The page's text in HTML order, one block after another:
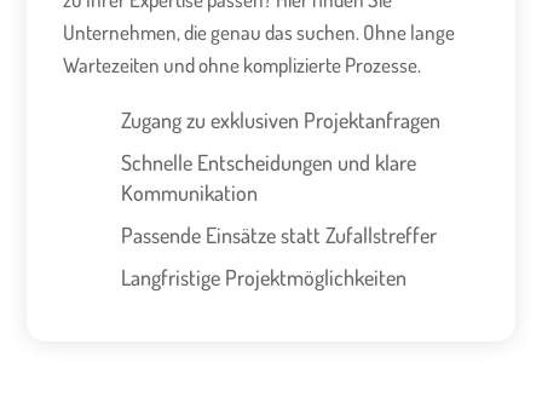
Unternehmen, die genau das suchen. Ohne lange
Wartezeiten und ohne komplizierte Prozesse.
Zugang zu exklusiven Projektanfragen
Schnelle Entscheidungen und klare
Kommunikation
Passende Einsätze statt Zufallstreffer
Langfristige Projektmöglichkeiten